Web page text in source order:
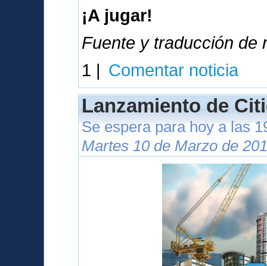
¡A jugar!
Fuente y traducción de
1 | Comentar noticia
Lanzamiento de
Se espera para hoy a las
Martes 10 de Marzo de